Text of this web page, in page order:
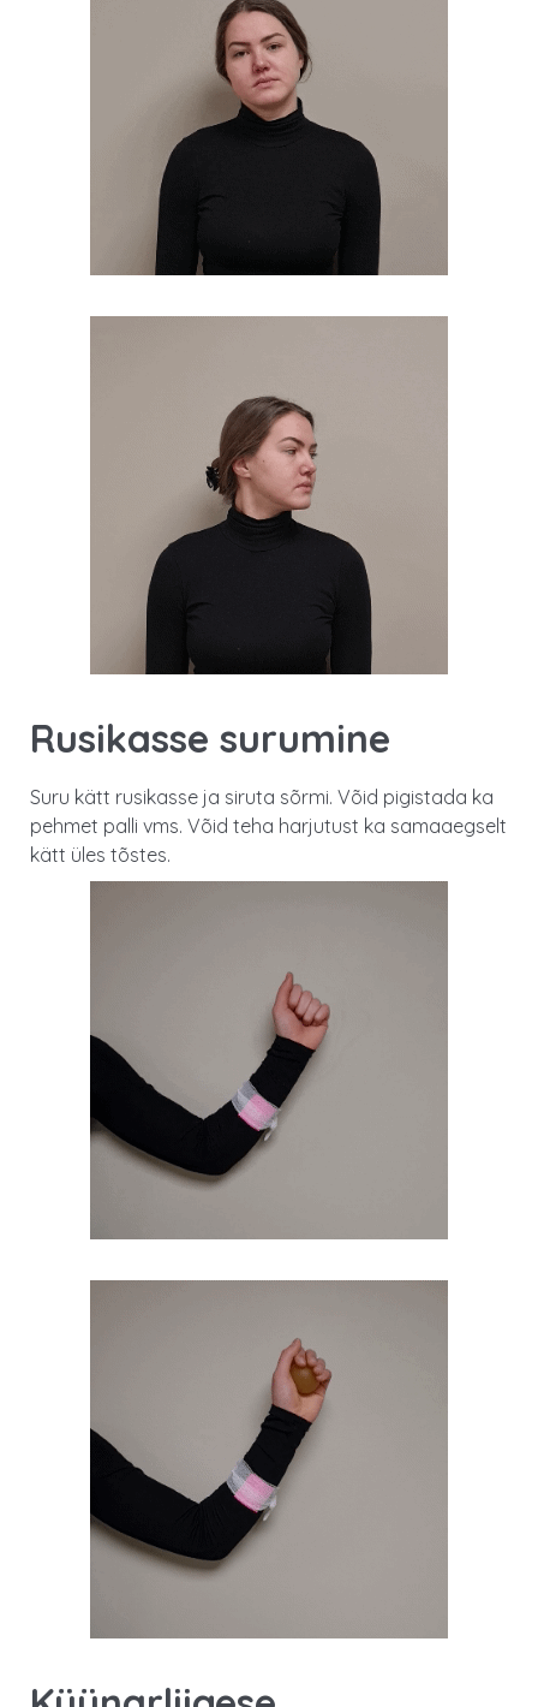
Rusikasse surumine
Suru kätt rusikasse ja siruta sõrmi. Võid pigistada ka
pehmet palli vms. Võid teha harjutust ka samaaegselt
kätt üles tõstes.